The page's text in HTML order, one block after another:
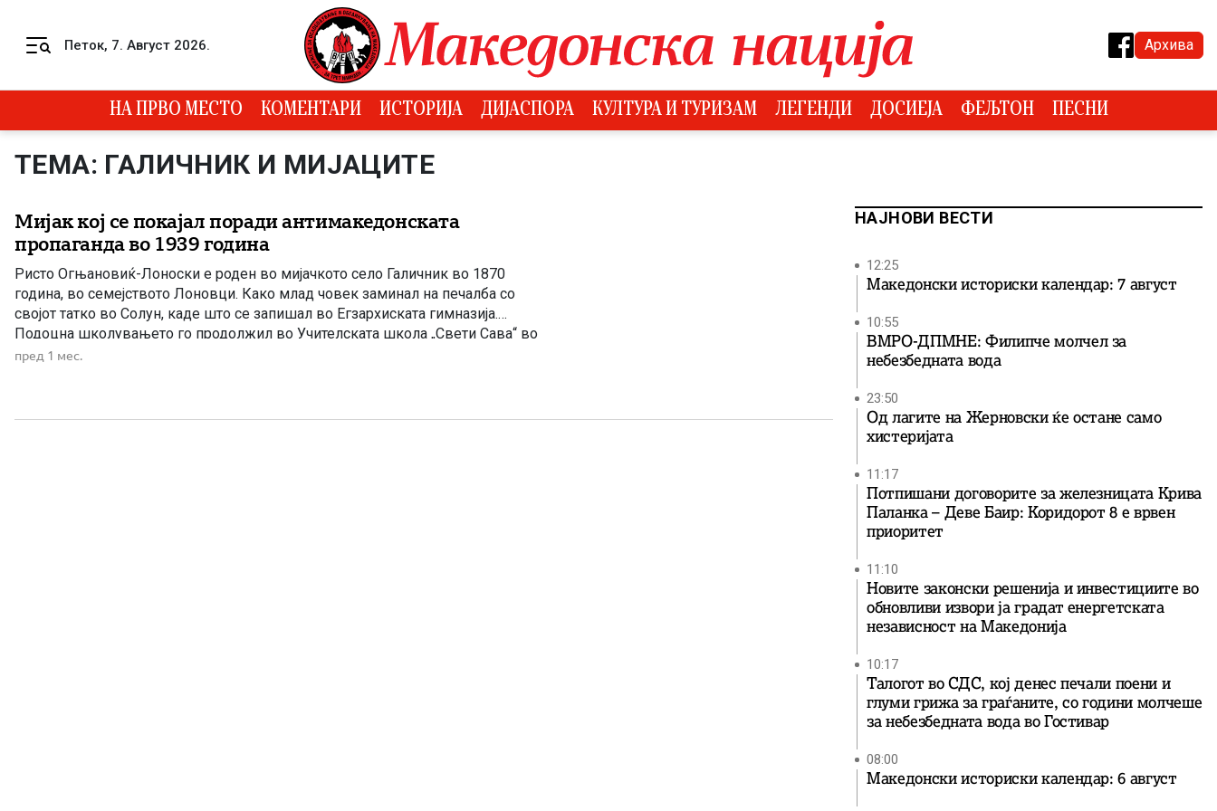
Петок, 7. Август 2026. Архива
НА ПРВО МЕСТО КОМЕНТАРИ ИСТОРИЈА ДИЈАСПОРА КУЛТУРА И ТУРИЗАМ ЛЕГЕНДИ ДОСИЕЈА ФЕЉТОН ПЕСНИ
ТЕМА: ГАЛИЧНИК И МИЈАЦИТЕ
Мијак кој се покајал поради антимакедонската
пропаганда во 1939 година
Ристо Огњановиќ-Лоноски е роден во мијачкото село Галичник во 1870
година, во семејството Лоновци. Како млад човек заминал на печалба со
својот татко во Солун, каде што се запишал во Егзархиската гимназија.
Подоцна школувањето го продолжил во Учителската школа „Свети Сава“ во
Белград, специјално отворена за деца од Македонија, со цел создавање
пред 1 мес.
НАЈНОВИ ВЕСТИ
12:25
Македонски историски календар: 7 август
10:55
ВМРО-ДПМНЕ: Филипче молчел за
небезбедната вода
23:50
Од лагите на Жерновски ќе остане само
хистеријата
11:17
Потпишани договорите за железницата Крива
Паланка – Деве Баир: Коридорот 8 е врвен
приоритет
11:10
Новите законски решенија и инвестициите во
обновливи извори ја градат енергетската
независност на Македонија
10:17
Талогот во СДС, кој денес печали поени и
глуми грижа за граѓаните, со години молчеше
за небезбедната вода во Гостивар
08:00
Македонски историски календар: 6 август